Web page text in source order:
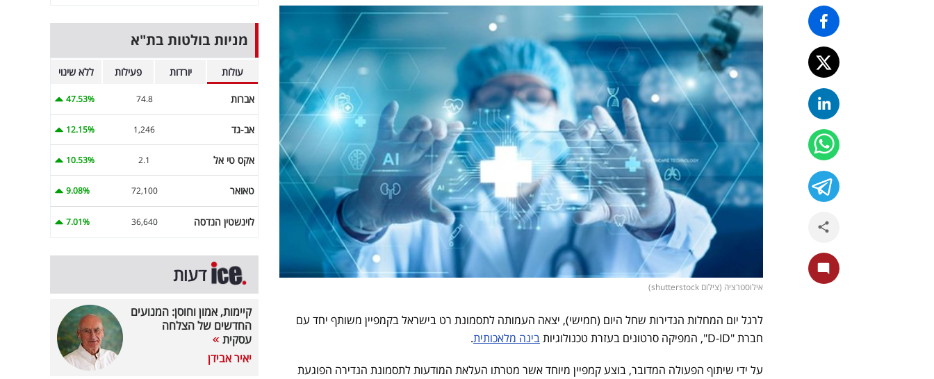
אילוסטרציה (צילום shutterstock)
לרגל יום המחלות הנדירות שחל היום (חמישי), יצאה העמותה לתסמונת רט בישראל בקמפיין משותף יחד עם
חברת "D-ID", המפיקה סרטונים בעזרת טכנולוגיות
בינה מלאכותית.
על ידי שיתוף הפעולה המדובר, בוצע קמפיין מיוחד אשר מטרתו העלאת המודעות לתסמונת הנדירה הפוגעת
מניות בולטות בת"א
עולות יורדות פעילות ללא שינוי
אברות 74.8
47.53%
אב-גד 1,246
12.15%
אקס טי אל 2.1
10.53%
טאואר 72,100
9.08%
לוינשטין הנדסה 36,640
7.01%
דעות
קיימות, אמון וחוסן: המנועים
החדשים של הצלחה
עסקית
יאיר אבידן